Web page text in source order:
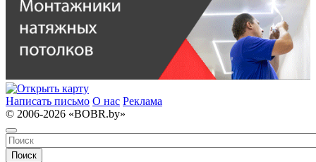
Написать письмо О нас Реклама
© 2006-2026 «BOBR.by»
Поиск